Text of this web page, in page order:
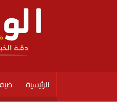
الرئيسية